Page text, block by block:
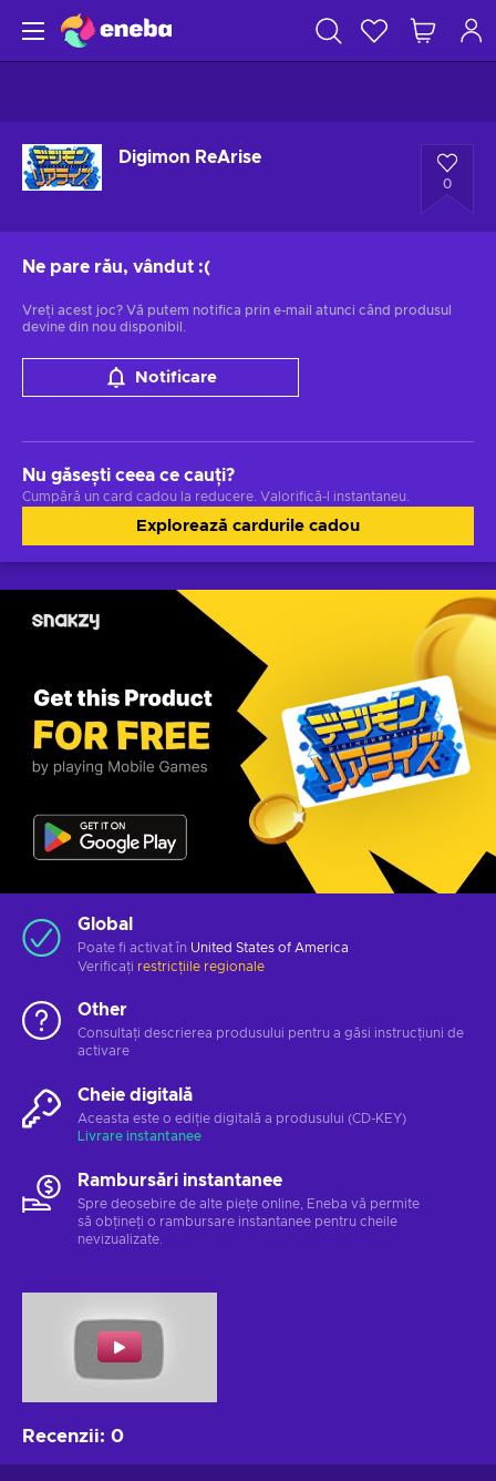
Digimon ReArise
0
Ne pare rău, vândut :(
Vreți acest joc? Vă putem notifica prin e-mail atunci când produsul
devine din nou disponibil.
Notificare
Nu găsești ceea ce cauți?
Cumpără un card cadou la reducere. Valorifică-l instantaneu.
Explorează cardurile cadou
Global
Poate fi activat în United States of America
Verificați restricțiile regionale
Other
Consultați descrierea produsului pentru a găsi instrucțiuni de
activare
Cheie digitală
Aceasta este o ediție digitală a produsului (CD-KEY)
Livrare instantanee
Rambursări instantanee
Spre deosebire de alte piețe online, Eneba vă permite
să obțineți o rambursare instantanee pentru cheile
nevizualizate.
Recenzii: 0